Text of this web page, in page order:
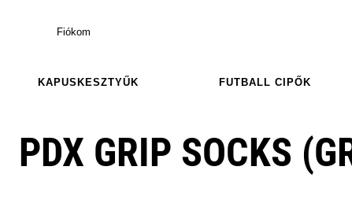
Fiókom
KAPUSKESZTYŰK FUTBALL CIPŐK
PDX GRIP SOCKS